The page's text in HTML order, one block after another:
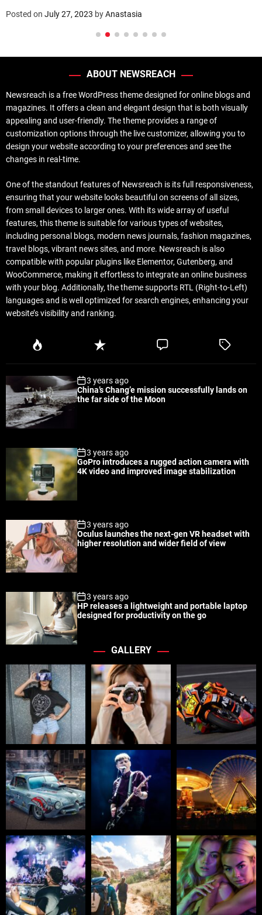
Posted on July 27, 2023 byAnastasia
ABOUT NEWSREACH
Newsreach is a free WordPress theme designed for online blogs and
magazines. It offers a clean and elegant design that is both visually
appealing and user-friendly. The theme provides a range of
customization options through the live customizer, allowing you to
design your website according to your preferences and see the
changes in real-time.
One of the standout features of Newsreach is its full responsiveness,
ensuring that your website looks beautiful on screens of all sizes,
from small devices to larger ones. With its wide array of useful
features, this theme is suitable for various types of websites,
including personal blogs, modern news journals, fashion magazines,
travel blogs, vibrant news sites, and more. Newsreach is also
compatible with popular plugins like Elementor, Gutenberg, and
WooCommerce, making it effortless to integrate an online business
with your blog. Additionally, the theme supports RTL (Right-to-Left)
languages and is well optimized for search engines, enhancing your
website’s visibility and ranking.
P
l
a
r
R
e
n
C
e
T
e
3 years ago
China’s Chang’e mission successfully lands on
the far side of the Moon
3 years ago
GoPro introduces a rugged action camera with
4K video and improved image stabilization
3 years ago
Oculus launches the next-gen VR headset with
higher resolution and wider field of view
3 years ago
HP releases a lightweight and portable laptop
designed for productivity on the go
GALLERY